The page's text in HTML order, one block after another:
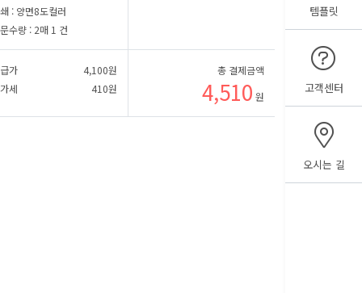
㎜ 세로 템플릿
고객센터
오시는 길
: 양면8도컬러
수량 : 2매 1 건
가 4,100원
세
410원
총 결제금액
4,510 원